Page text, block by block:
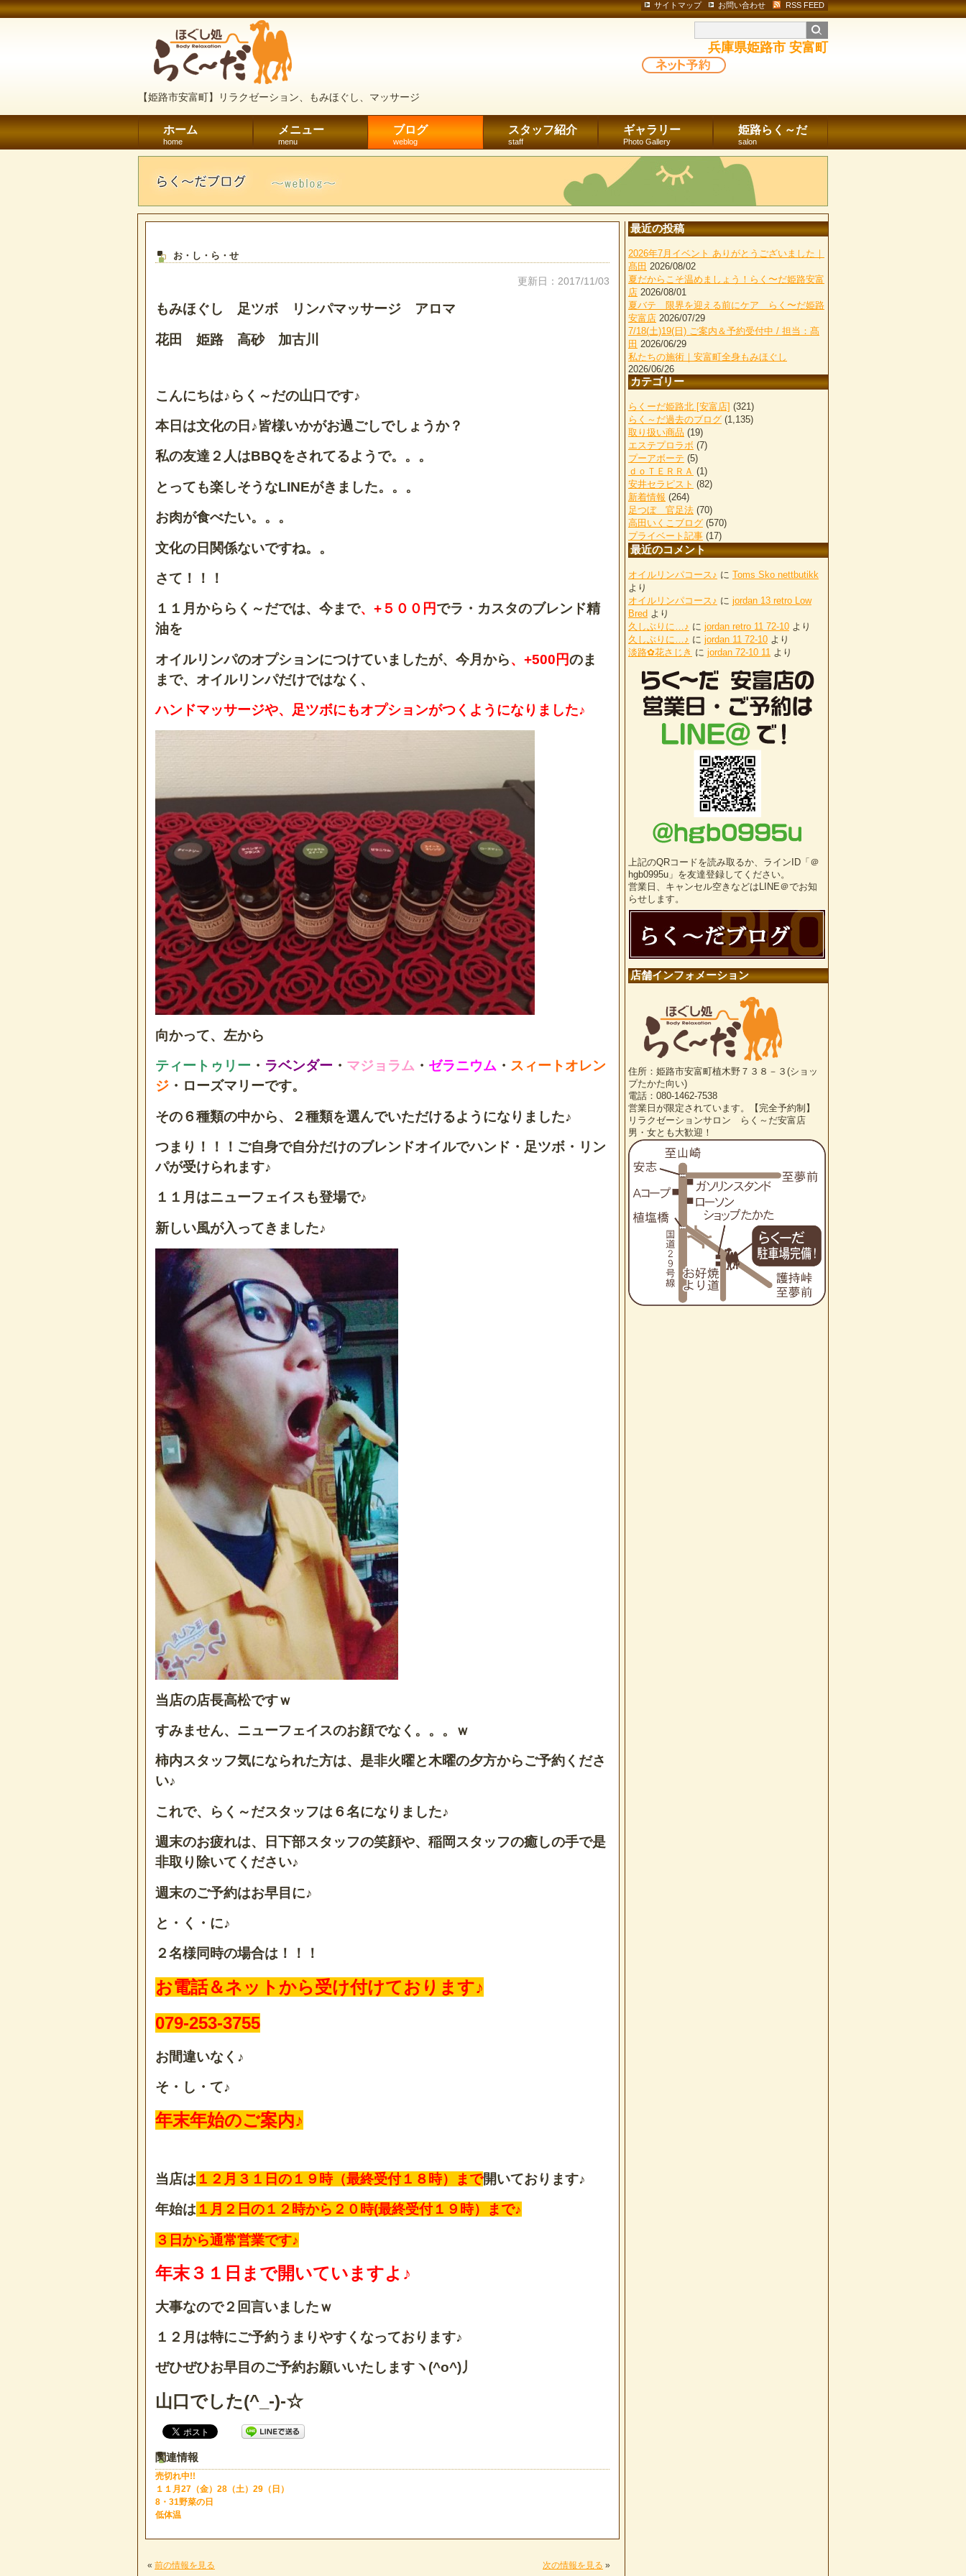
【姫路市安富町】リラクゼーション、もみほぐし、マッサージ
サイトマップ お問い合わせ RSS FEED
兵庫県姫路市 安富町
ホーム
home
メニュー
menu
ブログ
weblog
スタッフ紹介
staff
ギャラリー
Photo Gallery
姫路らく～だ
salon
お・し・ら・せ
更新日：2017/11/03
もみほぐし 足ツボ リンパマッサージ アロマ
花田 姫路 高砂 加古川
こんにちは♪らく～だの山口です♪
本日は文化の日♪皆様いかがお過ごしでしょうか？
私の友達２人はBBQをされてるようで。。。
とっても楽しそうなLINEがきました。。。
お肉が食べたい。。。
文化の日関係ないですね。。
さて！！！
１１月かららく～だでは、今まで、+５００円でラ・カスタのブレンド精
油を
オイルリンパのオプションにつけていましたが、今月から、+500円のま
まで、オイルリンパだけではなく、
ハンドマッサージや、足ツボにもオプションがつくようになりました♪
向かって、左から
ティートゥリー ・ ラベンダー ・ マジョラム ・ ゼラニウム ・ スィートオレン
ジ ・ローズマリーです。
その６種類の中から、２種類を選んでいただけるようになりました♪
つまり！！！ご自身で自分だけのブレンドオイルでハンド・足ツボ・リン
パが受けられます♪
１１月はニューフェイスも登場で♪
新しい風が入ってきました♪
当店の店長高松ですｗ
すみません、ニューフェイスのお顔でなく。。。ｗ
柿内スタッフ気になられた方は、是非火曜と木曜の夕方からご予約くださ
い♪
これで、らく～だスタッフは６名になりました♪
週末のお疲れは、日下部スタッフの笑顔や、稲岡スタッフの癒しの手で是
非取り除いてください♪
週末のご予約はお早目に♪
と・く・に♪
２名様同時の場合は！！！
お電話＆ネットから受け付けております♪
079-253-3755
お間違いなく♪
そ・し・て♪
年末年始のご案内♪
当店は １２月３１日の１９時（最終受付１８時）まで開いております♪
年始は １月２日の１２時から２０時(最終受付１９時）まで♪
３日から通常営業です♪
年末３１日まで開いていますよ♪
大事なので２回言いましたｗ
１２月は特にご予約うまりやすくなっております♪
ぜひぜひお早目のご予約お願いいたしますヽ(^o^)丿
山口でした(^_-)-☆
関連情報
売切れ中!!
１１月27（金）28（土）29（日）
8・31野菜の日
低体温
« 前の情報を見る 次の情報を見る »
最近の投稿
2026年7月イベント ありがとうございました｜
髙田 2026/08/02
夏だからこそ温めましょう！らく〜だ姫路安富
店 2026/08/01
夏バテ 限界を迎える前にケア らく〜だ姫路
安富店 2026/07/29
7/18(土)19(日) ご案内＆予約受付中 / 担当：髙
田 2026/06/29
私たちの施術｜安富町全身もみほぐし
2026/06/26
カテゴリー
らくーだ姫路北 [安富店] (321)
らく～だ過去のブログ (1,135)
取り扱い商品 (19)
エステプロラボ (7)
プーアボーテ (5)
ｄｏＴＥＲＲＡ (1)
安井セラピスト (82)
新着情報 (264)
足つぼ 官足法 (70)
高田いくこブログ (570)
プライベート記事 (17)
最近のコメント
オイルリンパコース♪ に Toms Sko nettbutikk
より
オイルリンパコース♪ に jordan 13 retro Low
Bred より
久しぶりに…♪ に jordan retro 11 72-10 より
久しぶりに…♪ に jordan 11 72-10 より
淡路✿花さじき に jordan 72-10 11 より
上記のQRコードを読み取るか、ラインID「＠
hgb0995u」を友達登録してください。
営業日、キャンセル空きなどはLINE＠でお知
らせします。
店舗インフォメーション
住所：姫路市安富町植木野７３８－３(ショッ
プたかた向い)
電話：080-1462-7538
営業日が限定されています。【完全予約制】
リラクゼーションサロン らく～だ安富店
男・女とも大歓迎！